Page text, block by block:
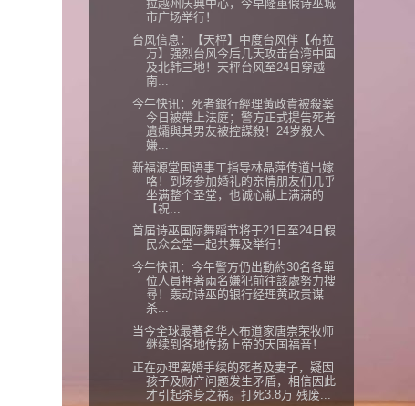
拉越州庆典中心，今早隆重假诗巫城
市广场举行！
台风信息：【天枰】中度台风伴【布拉
万】强烈台风今后几天攻击台湾中国
及北韩三地！天枰台风至24日穿越
南...
今午快讯：死者銀行經理黃政貴被殺案
今日被帶上法庭；警方正式提告死者
遺孀與其男友被控謀殺！24岁殺人
嫌...
新福源堂国语事工指导林晶萍传道出嫁
咯！到场参加婚礼的亲情朋友们几乎
坐满整个圣堂，也诚心献上满满的
【祝...
首届诗巫国际舞蹈节将于21日至24日假
民众会堂一起共舞及举行！
今午快讯：今午警方仍出動約30名各單
位人員押著兩名嫌犯前往該處努力搜
尋！轰动诗巫的银行经理黄政贵谋
杀...
当今全球最著名华人布道家唐崇荣牧师
继续到各地传扬上帝的天国福音！
正在办理离婚手续的死者及妻子，疑因
孩子及财产问题发生矛盾，相信因此
才引起杀身之祸。打死3.8万 残废...